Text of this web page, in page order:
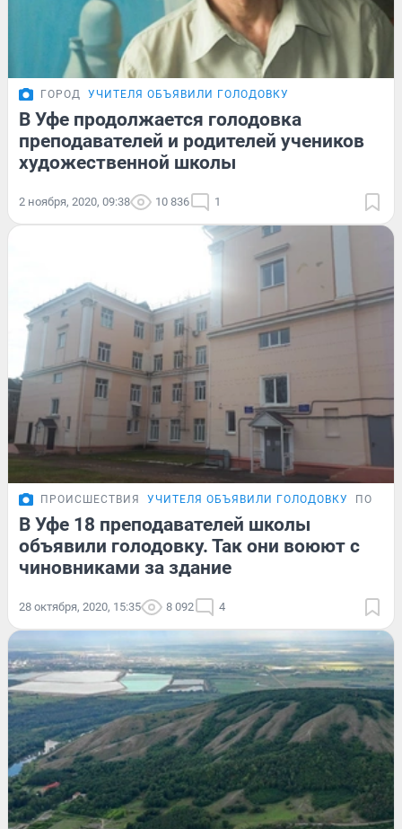
ГОРОД УЧИТЕЛЯ ОБЪЯВИЛИ ГОЛОДОВКУ
В Уфе продолжается голодовка
преподавателей и родителей учеников
художественной школы
2 ноября, 2020, 09:38 10 836 1
ПРОИСШЕСТВИЯ УЧИТЕЛЯ ОБЪЯВИЛИ ГОЛОДОВКУ
В Уфе 18 преподавателей школы
объявили голодовку. Так они воюют с
чиновниками за здание
28 октября, 2020, 15:35 8 092 4